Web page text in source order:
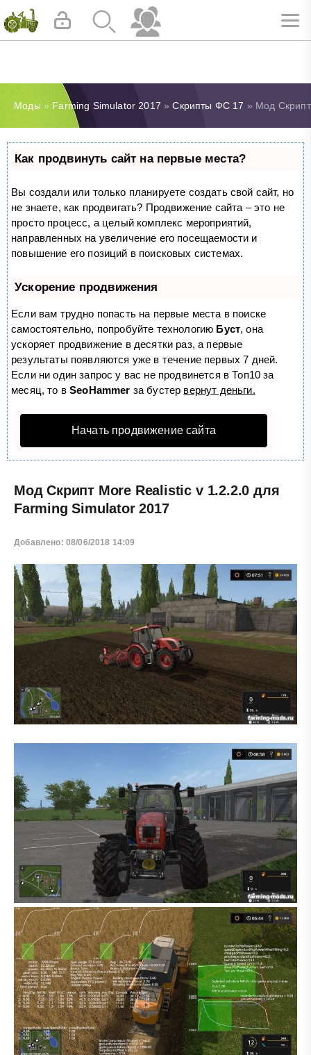
Моды » Farming Simulator 2017 »Скрипты ФС 17 » Мод
Как продвинуть сайт на первые места?
Вы создали или только планируете создать свой сайт, но
не знаете, как продвигать? Продвижение сайта – это не
просто процесс, а целый комплекс мероприятий,
направленных на увеличение его посещаемости и
повышение его позиций в поисковых системах.
Ускорение продвижения
Если вам трудно попасть на первые места в поиске
самостоятельно, попробуйте технологию Буст, она
ускоряет продвижение в десятки раз, а первые
результаты появляются уже в течение первых 7 дней.
Если ни один запрос у вас не продвинется в Топ10 за
месяц, то вSeoHammer за бустер вернут деньги.
Начать продвижение сайта
Мод Скрипт More Realistic v 1.2.2.0 для
Farming Simulator 2017
Добавлено: 08/06/2018 14:09